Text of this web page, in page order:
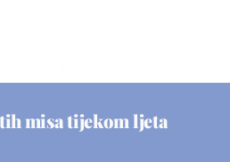
misa tijekom ljeta